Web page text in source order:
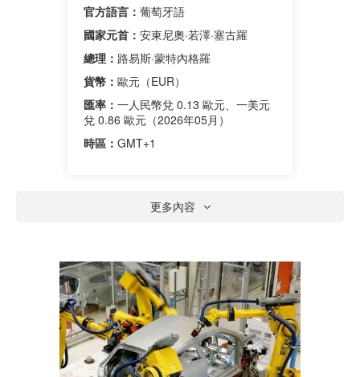
官方語言： 葡萄牙語
國家元首： 安東尼奧·若澤·塞古羅
總理： 路易斯·蒙特內格羅
貨幣： 歐元（EUR）
匯率： 一人民幣兌 0.13 歐元、一美元
兌 0.86 歐元（2026年05月）
時區： GMT+1
更多內容